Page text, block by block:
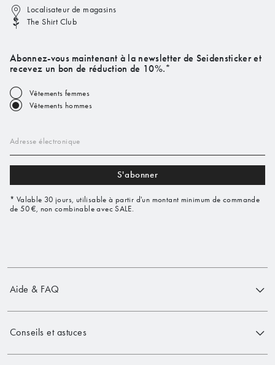
Localisateur de magasins
The Shirt Club
Abonnez-vous maintenant à la newsletter de Seidensticker et
recevez un bon de réduction de 10%.*
Vêtements femmes
Vêtements hommes
Adresse électronique
S'abonner
* Valable 30 jours, utilisable à partir d'un montant minimum de commande
de 50 €, non combinable avec SALE.
Aide & FAQ
Conseils et astuces